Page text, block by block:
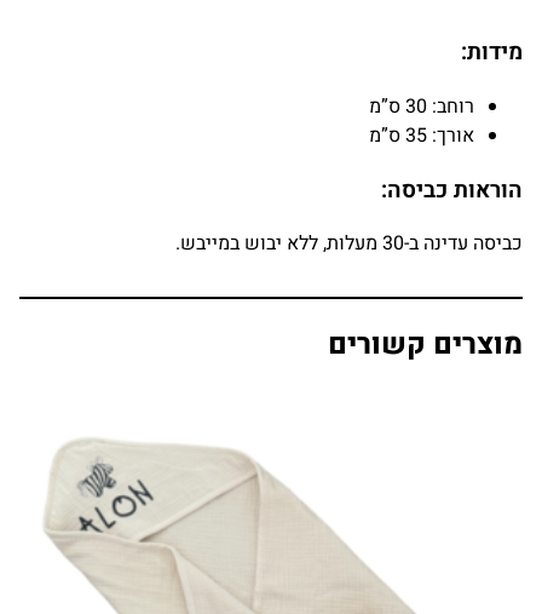
מידות:
רוחב: 30 ס”מ
אורך: 35 ס”מ
הוראות כביסה:
כביסה עדינה ב-30 מעלות, ללא יבוש במייבש.
מוצרים קשורים